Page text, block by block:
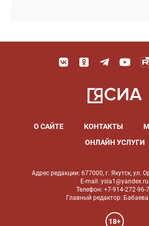
О САЙТЕ КОНТАКТЫ
ОНЛАЙН УСЛУГИ
Адрес редакции: 677000, г. Якутск, ул.
E-mail: ysia1@yandex.ru
Телефон: +7-914-272-96-
Главный редактор:
18+